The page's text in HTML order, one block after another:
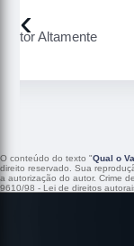
Ótima
de forma
‹
O conteúdo do texto "Qual o
direito reservado. Sua
a autorização do autor. Crime
9610/98 - Lei de direitos